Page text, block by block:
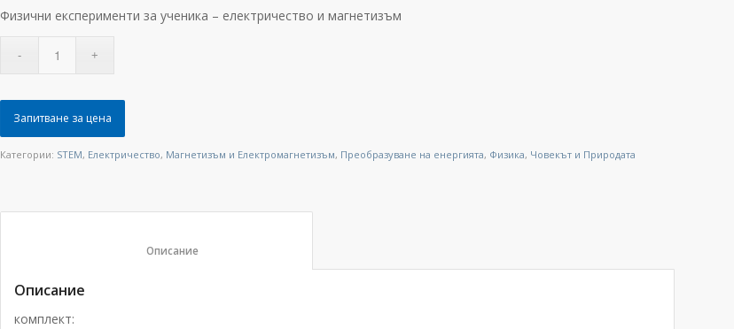
Физични експерименти за ученика – електричество и магнетизъм
Запитване за цена
Категории: STEM, Електричество, Магнетизъм и Електромагнетизъм, Преобразуване на енергията, Физика, Човекът и Природата
Описание
комплект: